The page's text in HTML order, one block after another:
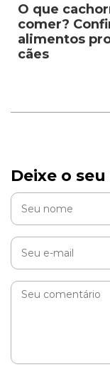
O que
comer?
alimentos
cães
Deixe o